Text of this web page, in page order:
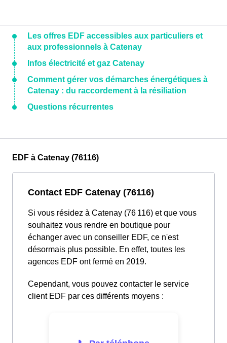
Les offres EDF accessibles aux particuliers et
aux professionnels à Catenay
Infos électricité et gaz Catenay
Comment gérer vos démarches énergétiques à
Catenay : du raccordement à la résiliation
Questions récurrentes
EDF à Catenay (76116)
Contact EDF Catenay (76116)
Si vous résidez à Catenay (76 116) et que vous
souhaitez vous rendre en boutique pour
échanger avec un conseiller EDF, ce n'est
désormais plus possible. En effet, toutes les
agences EDF ont fermé en 2019.
Cependant, vous pouvez contacter le service
client EDF par ces différents moyens :